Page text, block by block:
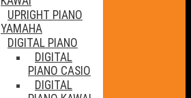
UPRIGHT PIANO
YAMAHA
DIGITAL PIANO
DIGITAL
PIANO CASIO
DIGITAL